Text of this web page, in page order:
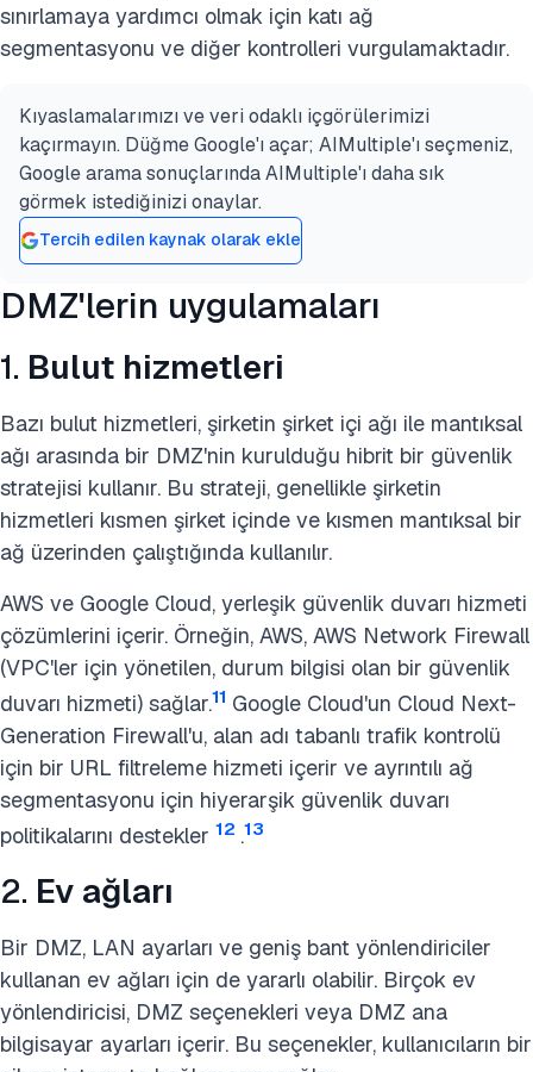
sınırlamaya yardımcı olmak için katı ağ
segmentasyonu ve diğer kontrolleri vurgulamaktadır.
Kıyaslamalarımızı ve veri odaklı içgörülerimizi
kaçırmayın. Düğme Google'ı açar; AIMultiple'ı seçmeniz,
Google arama sonuçlarında AIMultiple'ı daha sık
görmek istediğinizi onaylar.
Tercih edilen kaynak olarak ekle
DMZ'lerin uygulamaları
1. Bulut hizmetleri
Bazı bulut hizmetleri, şirketin şirket içi ağı ile mantıksal
ağı arasında bir DMZ'nin kurulduğu hibrit bir güvenlik
stratejisi kullanır. Bu strateji, genellikle şirketin
hizmetleri kısmen şirket içinde ve kısmen mantıksal bir
ağ üzerinden çalıştığında kullanılır.
AWS ve Google Cloud, yerleşik güvenlik duvarı hizmeti
çözümlerini içerir. Örneğin, AWS, AWS Network Firewall
(VPC'ler için yönetilen, durum bilgisi olan bir güvenlik
duvarı hizmeti) sağlar.11 Google Cloud'un Cloud Next-
Generation Firewall'u, alan adı tabanlı trafik kontrolü
için bir URL filtreleme hizmeti içerir ve ayrıntılı ağ
segmentasyonu için hiyerarşik güvenlik duvarı
politikalarını destekler 12 .13
2. Ev ağları
Bir DMZ, LAN ayarları ve geniş bant yönlendiriciler
kullanan ev ağları için de yararlı olabilir. Birçok ev
yönlendiricisi, DMZ seçenekleri veya DMZ ana
bilgisayar ayarları içerir. Bu seçenekler, kullanıcıların bir